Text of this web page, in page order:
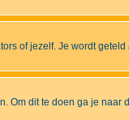
of jezelf. Je wordt
Om dit te doen ga je naar